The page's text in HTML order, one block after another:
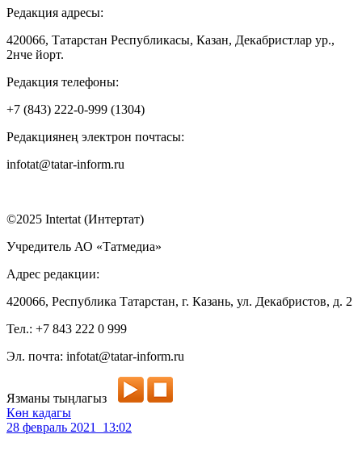
Редакция адресы:
420066, Татарстан Республикасы, Казан, Декабристлар ур.,
2нче йорт.
Редакция телефоны:
+7 (843) 222-0-999 (1304)
Редакциянең электрон почтасы:
infotat@tatar-inform.ru
©2025 Intertat (Интертат)
Учредитель АО «Татмедиа»
Адрес редакции:
420066, Республика Татарстан, г. Казань, ул. Декабристов, д. 2
Тел.: +7 843 222 0 999
Эл. почта: infotat@tatar-inform.ru
Язманы тыңлагыз
Көн кадагы
28 февраль 2021 13:02